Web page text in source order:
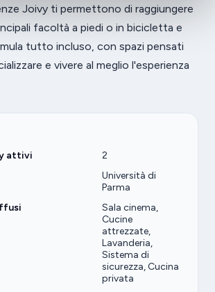
Joivy ti permettono di raggiungere
facoltà a piedi o in bicicletta e
tutto incluso, con spazi pensati
e vivere al meglio l'esperienza
attivi
2
Università di
Parma
Sala cinema,
Cucine
attrezzate,
Lavanderia,
Sistema di
sicurezza, Cucina
privata